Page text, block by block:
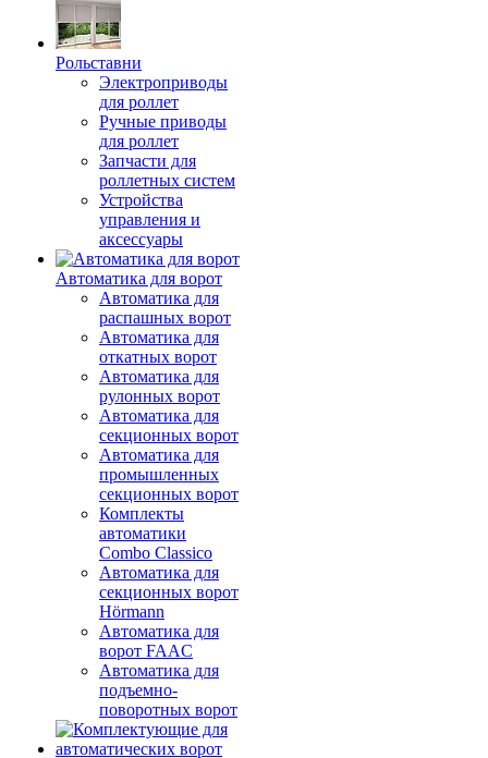
Рольставни
Электроприводы
для роллет
Ручные приводы
для роллет
Запчасти для
роллетных систем
Устройства
управления и
аксессуары
Автоматика для ворот
Автоматика для
распашных ворот
Автоматика для
откатных ворот
Автоматика для
рулонных ворот
Автоматика для
секционных ворот
Автоматика для
промышленных
секционных ворот
Комплекты
автоматики
Combo Classico
Автоматика для
секционных ворот
Hörmann
Автоматика для
ворот FAAC
Автоматика для
подъемно-
поворотных ворот